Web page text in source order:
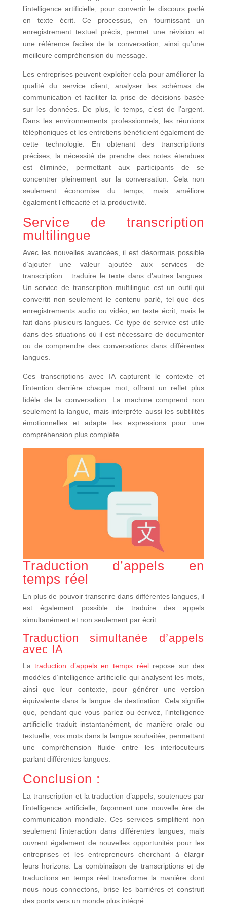
l’intelligence artificielle, pour convertir le discours parlé
en texte écrit. Ce processus, en fournissant un
enregistrement textuel précis, permet une révision et
une référence faciles de la conversation, ainsi qu’une
meilleure compréhension du message.
Les entreprises peuvent exploiter cela pour améliorer la
qualité du service client, analyser les schémas de
communication et faciliter la prise de décisions basée
sur les données. De plus, le temps, c’est de l’argent.
Dans les environnements professionnels, les réunions
téléphoniques et les entretiens bénéficient également de
cette technologie. En obtenant des transcriptions
précises, la nécessité de prendre des notes étendues
est éliminée, permettant aux participants de se
concentrer pleinement sur la conversation. Cela non
seulement économise du temps, mais améliore
également l’efficacité et la productivité.
Service de transcription
multilingue
Avec les nouvelles avancées, il est désormais possible
d’ajouter une valeur ajoutée aux services de
transcription : traduire le texte dans d’autres langues.
Un service de transcription multilingue est un outil qui
convertit non seulement le contenu parlé, tel que des
enregistrements audio ou vidéo, en texte écrit, mais le
fait dans plusieurs langues. Ce type de service est utile
dans des situations où il est nécessaire de documenter
ou de comprendre des conversations dans différentes
langues.
Ces transcriptions avec IA capturent le contexte et
l’intention derrière chaque mot, offrant un reflet plus
fidèle de la conversation. La machine comprend non
seulement la langue, mais interprète aussi les subtilités
émotionnelles et adapte les expressions pour une
compréhension plus complète.
Traduction d’appels en
temps réel
En plus de pouvoir transcrire dans différentes langues, il
est également possible de traduire des appels
simultanément et non seulement par écrit.
Traduction simultanée d’appels
avec IA
Latraduction d’appels en temps réelrepose sur des
modèles d’intelligence artificielle qui analysent les mots,
ainsi que leur contexte, pour générer une version
équivalente dans la langue de destination. Cela signifie
que, pendant que vous parlez ou écrivez, l’intelligence
artificielle traduit instantanément, de manière orale ou
textuelle, vos mots dans la langue souhaitée, permettant
une compréhension fluide entre les interlocuteurs
parlant différentes langues.
Conclusion :
La transcription et la traduction d’appels, soutenues par
l’intelligence artificielle, façonnent une nouvelle ère de
communication mondiale. Ces services simplifient non
seulement l’interaction dans différentes langues, mais
ouvrent également de nouvelles opportunités pour les
entreprises et les entrepreneurs cherchant à élargir
leurs horizons. La combinaison de transcriptions et de
traductions en temps réel transforme la manière dont
nous nous connectons, brise les barrières et construit
des ponts vers un monde plus intégré.